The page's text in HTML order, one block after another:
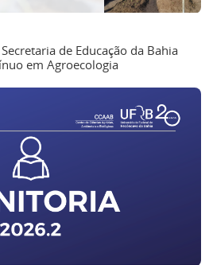
de Educação da Bahia
em Agroecologia